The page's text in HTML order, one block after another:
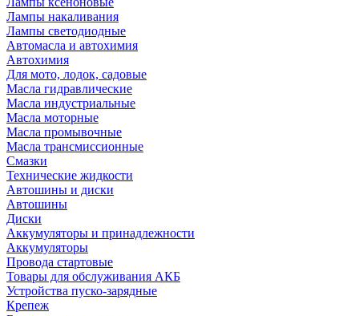
Лампы накаливания
Лампы светодиодные
Автомасла и автохимия
Автохимия
Для мото, лодок, садовые
Масла гидравлические
Масла индустриальные
Масла моторные
Масла промывочные
Масла трансмиссионные
Смазки
Технические жидкости
Автошины и диски
Автошины
Диски
Аккумуляторы и принадлежности
Аккумуляторы
Провода стартовые
Товары для обслуживания АКБ
Устройства пуско-зарядные
Крепеж